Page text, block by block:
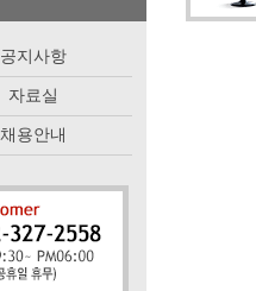
공지사항
자료실
채용안내